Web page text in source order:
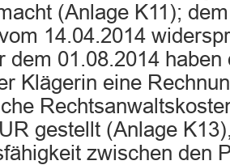
(Anlage K11);
14.04.2014
dem 01.08.2014
Klägerin eine
gestellt (Anlage
zwischen den